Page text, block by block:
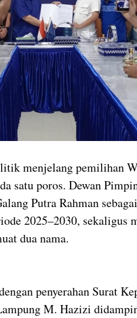
menjelang pemilihan
satu poros. Dewan
Putra Rahman
2025–2030, sekaligus
dua nama.
penyerahan Surat
M. Hazizi